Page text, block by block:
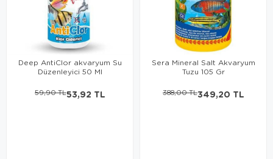
Deep AntiClor akvaryum Su
Düzenleyici 50 Ml
53,92 TL
59,90 TL
Sera Mineral Salt Akvaryum
Tuzu 105 Gr
349,20 TL
388,00 TL